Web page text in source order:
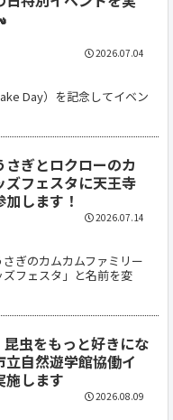
Day）を記念してイベン
2026.07.04
さぎとロクローのカ
ズフェスタに天王寺
します！
ぎのカムカムファミリー
フェスタ」と名前を変
2026.07.14
虫をもっと好きにな
立自然遊学館協働イ
施します
2026.08.09